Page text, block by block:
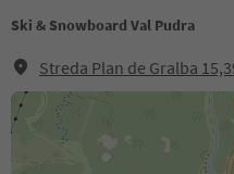
Ski & Snowboard Val Pudra
Streda Plan de Gralba